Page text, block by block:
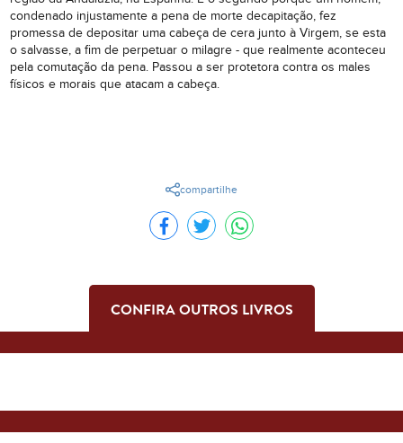
condenado injustamente a pena de morte decapitação, fez
promessa de depositar uma cabeça de cera junto à Virgem, se esta
o salvasse, a fim de perpetuar o milagre - que realmente aconteceu
pela comutação da pena. Passou a ser protetora contra os males
físicos e morais que atacam a cabeça.
compartilhe
CONFIRA OUTROS LIVROS